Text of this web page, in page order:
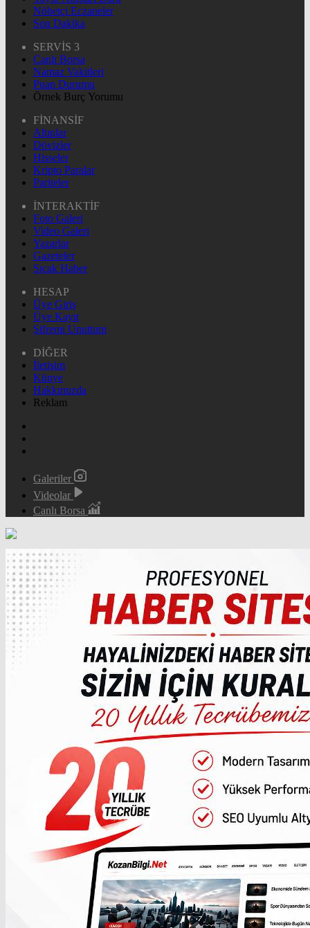
Nöbetçi Eczaneler
Son Dakika
SERVİS 3
Canlı Borsa
Namaz Vakitleri
Puan Durumu
Örnek Burç Yorumu
FİNANSİF
Altınlar
Dövizler
Hisseler
Kripto Paralar
Pariteler
İNTERAKTİF
Foto Galeri
Video Galeri
Yazarlar
Gazeteler
Sıcak Haber
HESAP
Üye Giriş
Üye Kayıt
Şifremi Unuttum
DİĞER
İletişim
Künye
Hakkımızda
Reklam
Galeriler
Videolar
Canlı Borsa